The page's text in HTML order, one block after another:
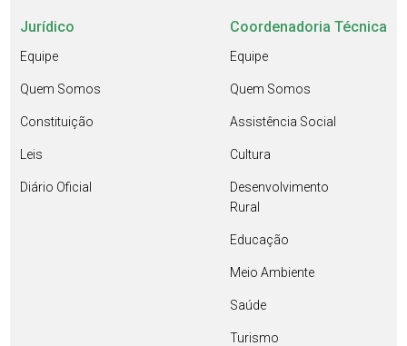
Jurídico
Equipe
Quem Somos
Constituição
Leis
Diário Oficial
Coordenadoria Técnica
Equipe
Quem Somos
Assistência Social
Cultura
Desenvolvimento
Rural
Educação
Meio Ambiente
Saúde
Turismo